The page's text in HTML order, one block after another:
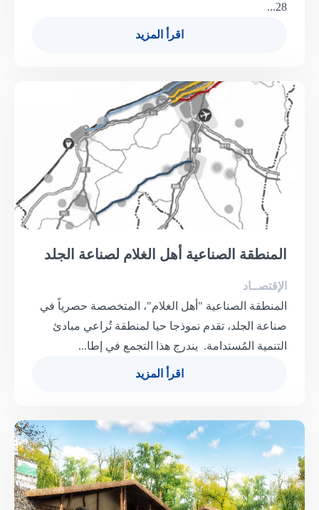
28...
اقرأ المزيد
المنطقة الصناعية أهل الغلام لصناعة الجلد
الإقتصــاد
المنطقة الصناعية "أهل الغلام"، المتخصصة حصرياً في
صناعة الجلد، تقدم نموذجا حيا لمنطقة تُراعي مبادئ
التنمية المُستدامة. يندرج هذا التجمع في إطا...
اقرأ المزيد